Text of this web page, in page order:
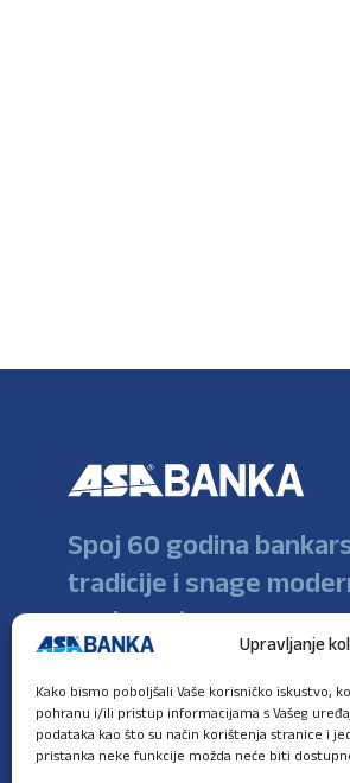
Upravljanje
Kako bismo poboljšali Vaše korisničko iskustvo,
pohranu i/ili pristup informacijama s Vašeg
podataka kao što su način korištenja stranice i
pristanka neke funkcije možda neće biti
Spoj 60 godina
tradicije i snage
poslovanja